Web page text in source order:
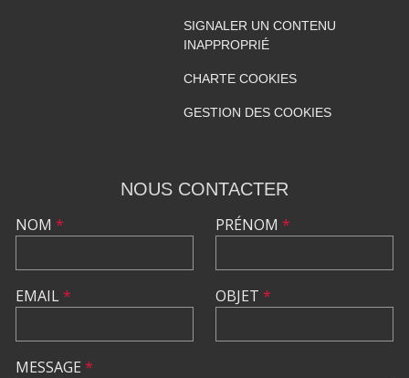
SIGNALER UN CONTENU
INAPPROPRIÉ
CHARTE COOKIES
GESTION DES COOKIES
NOUS CONTACTER
NOM *
EMAIL*
PRÉNOM *
OBJET *
MESSAGE *